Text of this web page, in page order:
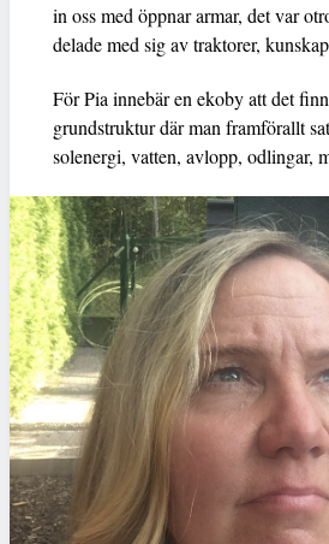
in oss med öppnar armar, det var
delade med sig av traktorer,
För Pia innebär en ekoby att det
grundstruktur där man framförallt
solenergi, vatten, avlopp, odlingar,